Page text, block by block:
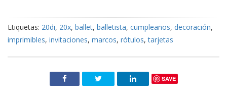
Etiquetas: 20di, 20x, ballet, balletista, cumpleaños, decoración,
imprimibles, invitaciones, marcos, rótulos,tarjetas
SAVE